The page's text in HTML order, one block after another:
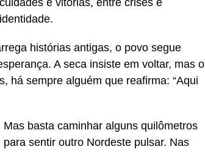
e vitórias, entre crises e
histórias antigas, o povo segue
A seca insiste em voltar, mas o
há sempre alguém que reafirma: “Aqui
Mas basta caminhar alguns quilômetros
para sentir outro Nordeste pulsar. Nas